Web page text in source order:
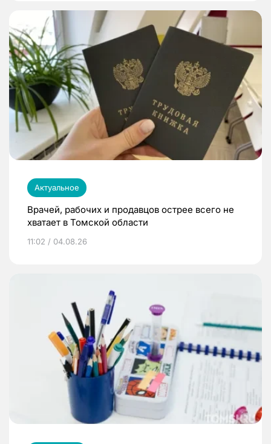
Актуальное
Врачей, рабочих и продавцов острее всего не
хватает в Томской области
11:02 / 04.08.26